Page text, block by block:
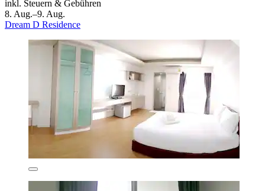
inkl. Steuern & Gebühren
8. Aug.–9. Aug.
Dream D Residence